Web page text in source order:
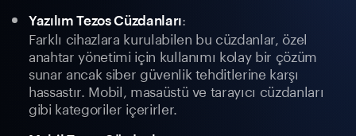
Yazılım Tezos Cüzdanları:
Farklı cihazlara kurulabilen bu cüzdanlar, özel
anahtar yönetimi için kullanımı kolay bir çözüm
sunar ancak siber güvenlik tehditlerine karşı
hassastır. Mobil, masaüstü ve tarayıcı cüzdanları
gibi kategoriler içerirler.